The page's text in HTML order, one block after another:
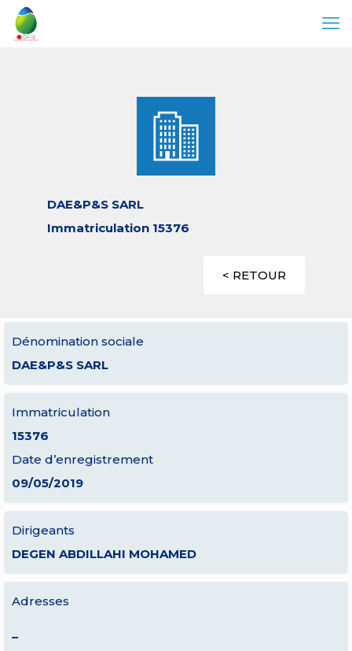
DAE&P&S SARL
Immatriculation 15376
< RETOUR
Dénomination sociale
DAE&P&S SARL
Immatriculation
15376
Date d’enregistrement
09/05/2019
Dirigeants
DEGEN ABDILLAHI MOHAMED
Adresses
–